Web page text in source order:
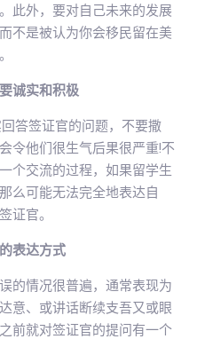
此外，要对自己未来的发展
不是被认为你会移民留在美
诚实和积极
答签证官的问题，不要撒
令他们很生气后果很严重!不
个交流的过程，如果留学生
么可能无法完全地表达自
证官。
表达方式
的情况很普遍，通常表现为
意、或讲话断续支吾又或眼
前就对签证官的提问有一个